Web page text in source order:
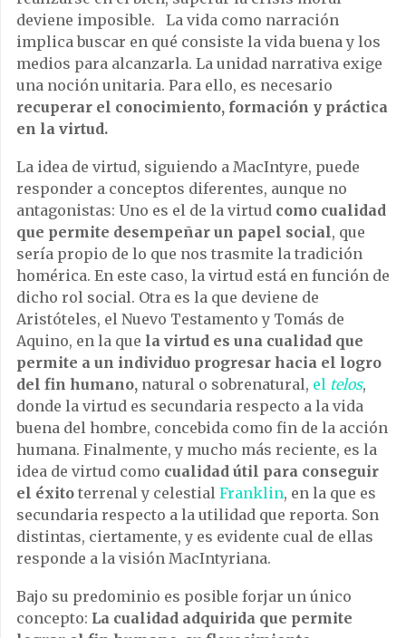
deviene imposible. La vida como narración
implica buscar en qué consiste la vida buena y los
medios para alcanzarla. La unidad narrativa exige
una noción unitaria. Para ello, es necesario
recuperar el conocimiento, formación y práctica
en la virtud.
La idea de virtud, siguiendo a MacIntyre, puede
responder a conceptos diferentes, aunque no
antagonistas: Uno es el de la virtud como cualidad
que permite desempeñar un papel social, que
sería propio de lo que nos trasmite la tradición
homérica. En este caso, la virtud está en función de
dicho rol social. Otra es la que deviene de
Aristóteles, el Nuevo Testamento y Tomás de
Aquino, en la que la virtud es una cualidad que
permite a un individuo progresar hacia el logro
del fin humano, natural o sobrenatural, el telos,
donde la virtud es secundaria respecto a la vida
buena del hombre, concebida como fin de la acción
humana. Finalmente, y mucho más reciente, es la
idea de virtud como cualidad útil para conseguir
el éxito terrenal y celestial Franklin, en la que es
secundaria respecto a la utilidad que reporta. Son
distintas, ciertamente, y es evidente cual de ellas
responde a la visión MacIntyriana.
Bajo su predominio es posible forjar un único
concepto: La cualidad adquirida que permite